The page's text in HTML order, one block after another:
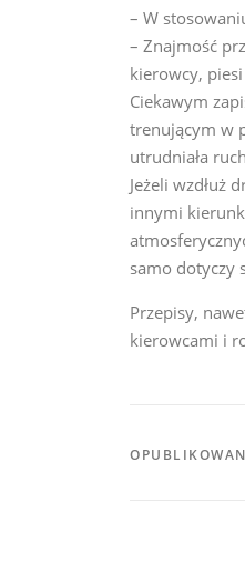
– W
– Znajmość
kierowcy,
Ciekawym
trenującym w
utrudniała
Jeżeli wzdłuż
innymi
samo dotyczy
Przepisy,
kierowcami i